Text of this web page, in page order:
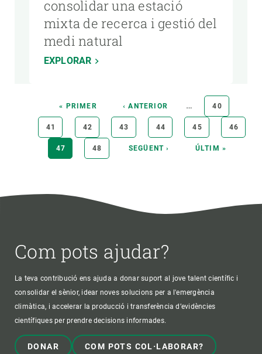
consolidar una estació
mixta de recerca i gestió del
medi natural
EXPLORAR
PRIMERA
PÀGINA
« PRIMER
PÀGINA
ANTERIOR
‹ ANTERIOR … PÀGINA
40
PÀGINA
41 PÀGINA
42 PÀGINA
43 PÀGINA
44 PÀGINA
45 PÀGINA
46
PÀGINA
ACTUAL
47 PÀGINA
48
PÀGINA
SEGÜENT ›
ÚLTIMA
ÚLTIM »
Com pots ajudar?
La teva contribució ens ajuda a donar suport al jove talent científic i
consolidar el sènior, idear noves solucions per a l'emergència
climàtica, i accelerar la producció i transferència d’evidències
científiques per prendre decisions informades.
DONAR COM POTS COL·LABORAR?